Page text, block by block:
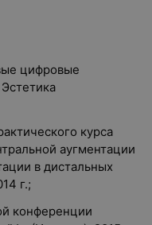
цифровые
курса
аугментации
в дистальных
г.;
конференции